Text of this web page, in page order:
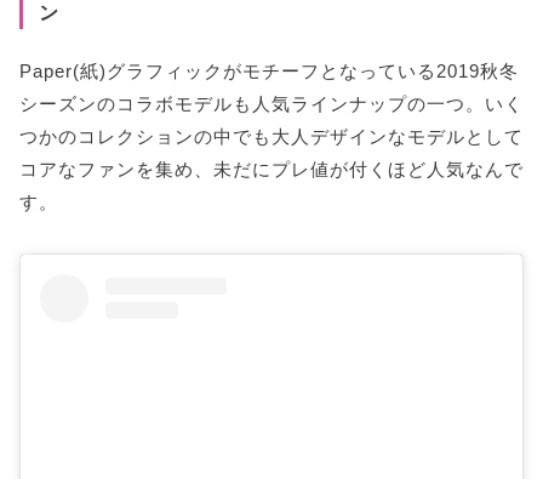
ン
Paper(紙)グラフィックがモチーフとなっている2019秋冬
シーズンのコラボモデルも人気ラインナップの一つ。いく
つかのコレクションの中でも大人デザインなモデルとして
コアなファンを集め、未だにプレ値が付くほど人気なんで
す。